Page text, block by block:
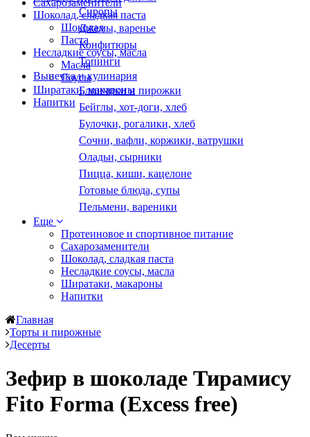
Сахарозаменители
Шоколад, сладкая паста
Шоколад
Паста
Несладкие соусы, масла
Масла
Соусы
Ширатаки, макароны
Напитки
Сиропы
Джемы, варенье
Конфитюры
Топинги
Выпечка и кулинария
Блинчики и пирожки
Бейглы, хот-доги, хлеб
Булочки, рогалики, хлеб
Сочни, вафли, коржики, ватрушки
Оладьи, сырники
Пицца, киши, кацелоне
Готовые блюда, супы
Пельмени, вареники
Еще
Протеиновое и спортивное питание
Сахарозаменители
Шоколад, сладкая паста
Несладкие соусы, масла
Ширатаки, макароны
Напитки
Главная
Торты и пирожные
Десерты
Зефир в шоколаде Тирамису
Fito Forma (Excess free)